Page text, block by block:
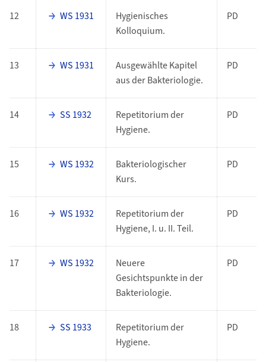
12 WS 1931
Hygienisches
Kolloquium.
PD
13 WS 1931
Ausgewählte Kapitel
aus der Bakteriologie.
PD
14 SS 1932
Repetitorium der
Hygiene.
PD
15 WS 1932
Bakteriologischer
Kurs.
PD
16 WS 1932
Repetitorium der
Hygiene, I. u. II. Teil.
PD
17 WS 1932
Neuere
Gesichtspunkte in der
Bakteriologie.
PD
18 SS 1933
Repetitorium der
Hygiene.
PD